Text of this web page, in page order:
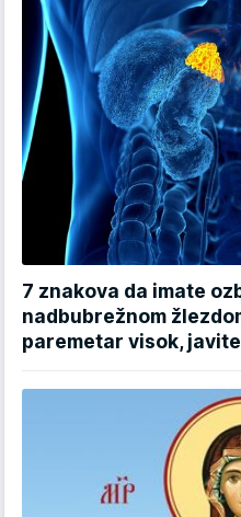
7 znakova da imate
nadbubrežnom
paremetar visok,